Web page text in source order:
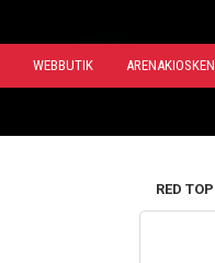
WEBBUTIK ARENAKIOSKEN
RED TOP